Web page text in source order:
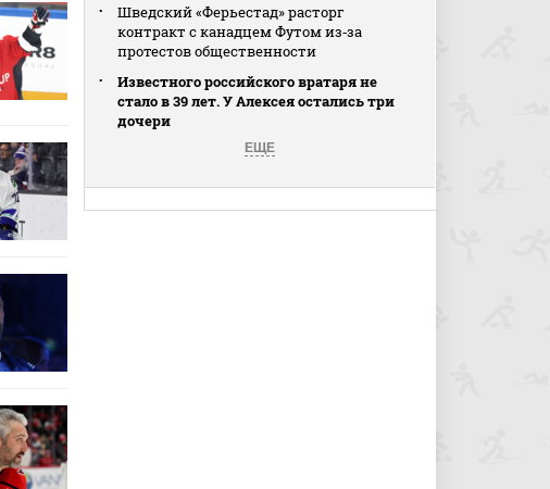
Шведский «Ферьестад» расторг
контракт с канадцем Футом из‑за
протестов общественности
Известного российского вратаря не
стало в 39 лет. У Алексея остались три
дочери
ЕЩЕ